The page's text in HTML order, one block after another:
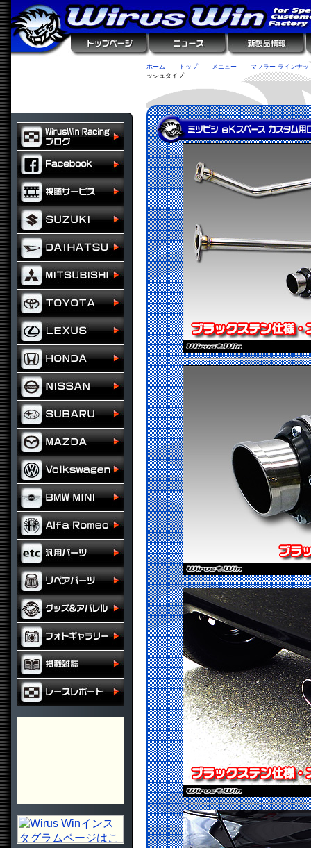
ホーム トップ メニュー
マフラー ラインナッ
ッシュタイプ